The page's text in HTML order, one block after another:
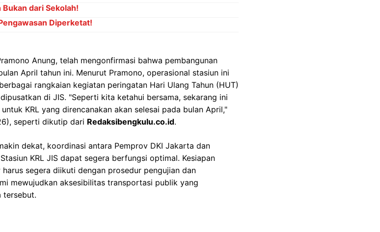
dari Sekolah!
Diperketat!
Anung, telah mengonfirmasi bahwa pembangunan
April tahun ini. Menurut Pramono, operasional stasiun ini
rangkaian kegiatan peringatan Hari Ulang Tahun (HUT)
di JIS. "Seperti kita ketahui bersama, sekarang ini
KRL yang direncanakan akan selesai pada bulan April,"
seperti dikutip dari Redaksibengkulu.co.id.
dekat, koordinasi antara Pemprov DKI Jakarta dan
KRL JIS dapat segera berfungsi optimal. Kesiapan
segera diikuti dengan prosedur pengujian dan
mewujudkan aksesibilitas transportasi publik yang
tersebut.